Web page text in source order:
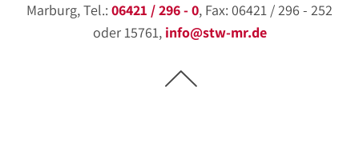
Marburg, Tel.: 06421 / 296 - 0, Fax: 06421 / 296 - 252
oder 15761, info@stw-mr.de